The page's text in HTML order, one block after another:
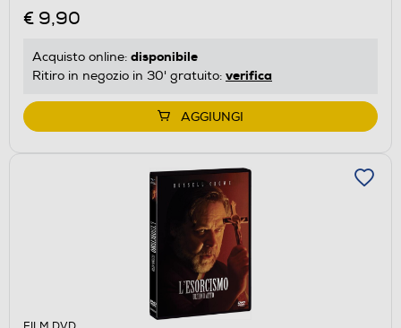
€ 9,90
Acquisto online: disponibile
Ritiro in negozio in 30' gratuito: verifica
AGGIUNGI